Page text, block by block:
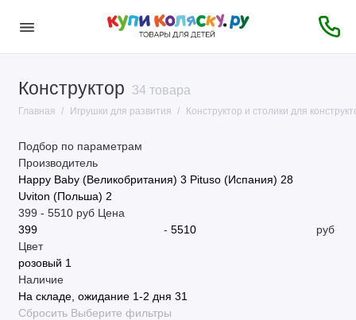
Конструктор 34 товара
Главная Игрушки для развития Конструктор и столики для
Подбор по параметрам
Производитель
Happy Baby (Великобритания) 3 Pituso (Испания) 28
Uviton (Польша) 2
399 - 5510руб Цена
-
руб
Цвет
розовый 1
Наличие
На складе, ожидание 1-2 дня 31
Сбросить Выберите фильтры